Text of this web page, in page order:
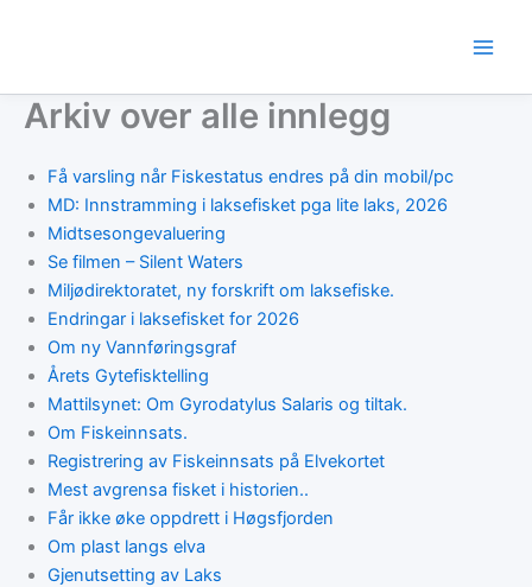
Arkiv over alle innlegg
Få varsling når Fiskestatus endres på din mobil/pc
MD: Innstramming i laksefisket pga lite laks, 2026
Midtsesongevaluering
Se filmen – Silent Waters
Miljødirektoratet, ny forskrift om laksefiske.
Endringar i laksefisket for 2026
Om ny Vannføringsgraf
Årets Gytefisktelling
Mattilsynet: Om Gyrodatylus Salaris og tiltak.
Om Fiskeinnsats.
Registrering av Fiskeinnsats på Elvekortet
Mest avgrensa fisket i historien..
Får ikke øke oppdrett i Høgsfjorden
Om plast langs elva
Gjenutsetting av Laks